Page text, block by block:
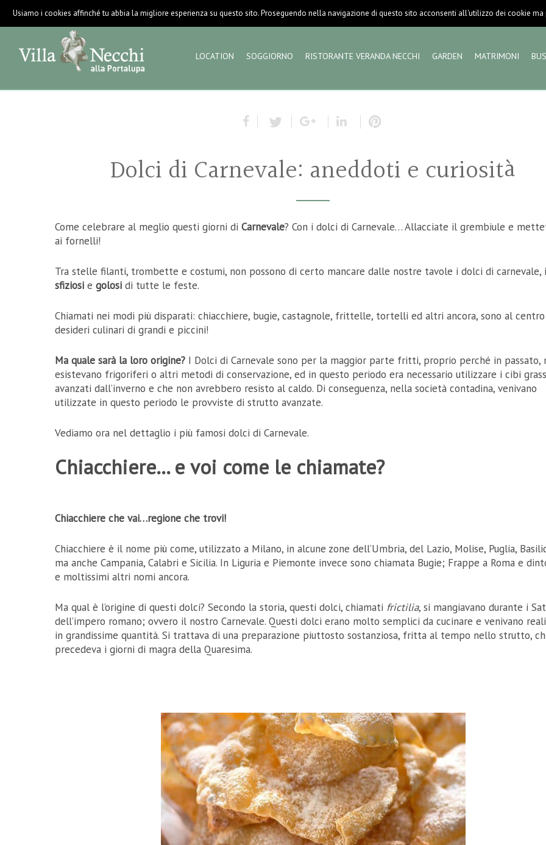
LOCATION SOGGIORNO RISTORANTE VERANDA NECCHI GARDEN MATRIMONI
Dolci di Carnevale: aneddoti e curiosità
Come celebrare al meglio questi giorni di Carnevale? Con i dolci di Carnevale… Allacciate il grembiule e
ai fornelli!
Tra stelle filanti, trombette e costumi, non possono di certo mancare dalle nostre tavole i dolci di carnevale,
sfiziosi e golosi di tutte le feste.
Chiamati nei modi più disparati: chiacchiere, bugie, castagnole, frittelle, tortelli ed altri ancora, sono al
desideri culinari di grandi e piccini!
Ma quale sarà la loro origine? I Dolci di Carnevale sono per la maggior parte fritti, proprio perché in passato,
esistevano frigoriferi o altri metodi di conservazione, ed in questo periodo era necessario utilizzare i cibi
avanzati dall’inverno e che non avrebbero resisto al caldo. Di conseguenza, nella società contadina, venivano
utilizzate in questo periodo le provviste di strutto avanzate.
Vediamo ora nel dettaglio i più famosi dolci di Carnevale.
Chiacchiere… e voi come le chiamate?
Chiacchiere che vai…regione che trovi!
Chiacchiere è il nome più come, utilizzato a Milano, in alcune zone dell’Umbria, del Lazio, Molise, Puglia,
ma anche Campania, Calabri e Sicilia. In Liguria e Piemonte invece sono chiamata Bugie; Frappe a Roma e
e moltissimi altri nomi ancora.
Ma qual è l’origine di questi dolci? Secondo la storia, questi dolci, chiamati frictilia, si mangiavano durante i
dell’impero romano; ovvero il nostro Carnevale. Questi dolci erano molto semplici da cucinare e venivano
in grandissime quantità. Si trattava di una preparazione piuttosto sostanziosa, fritta al tempo nello strutto,
precedeva i giorni di magra della Quaresima.
Usiamo i cookies affinché tu abbia la migliore esperienza su questo sito. Proseguendo nella navigazione di questo sito acconsenti all'utilizzo dei cookie